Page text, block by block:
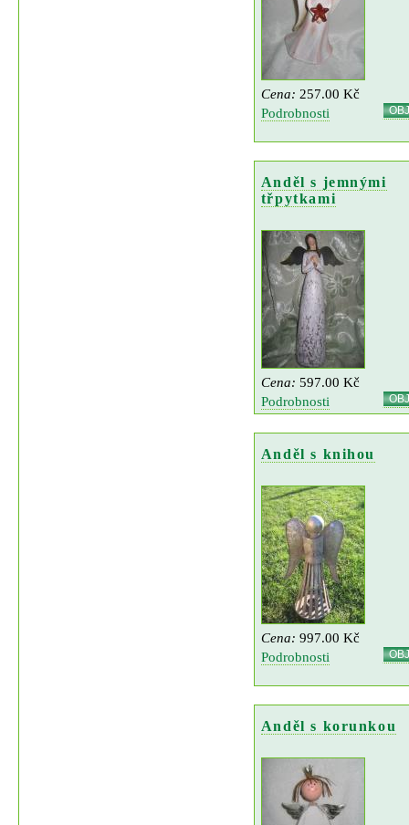
Cena: 257.00 Kč
Podrobnosti
Anděl s jemnými
třpytkami
Cena: 597.00 Kč
Podrobnosti
Anděl s knihou
Cena: 997.00 Kč
Podrobnosti
Anděl s korunkou